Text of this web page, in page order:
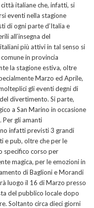
italiane che, infatti, si
eventi nella stagione
di ogni parte d’Italia e
all’insegna del
più attivi in tal senso si
in provincia
la stagione estiva, oltre
Marzo ed Aprile,
gli eventi degni di
divertimento. Si parte,
a San Marino in occasione
Per gli amanti
infatti previsti 3 grandi
e pub, oltre che per le
specifico corso per
magica, per le emozioni in
di Baglioni e Morandi
luogo il 16 di Marzo presso
del pubblico locale dopo
Soltanto circa dieci giorni